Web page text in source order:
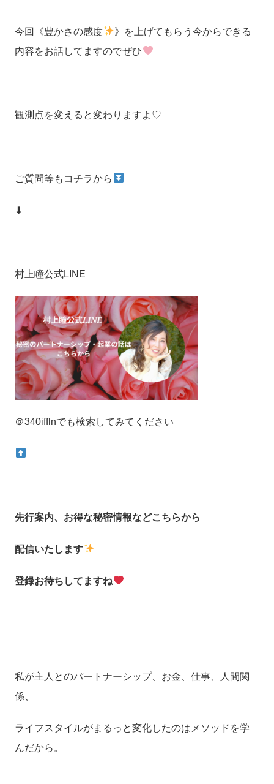
今回《豊かさの感度
》を上げてもらう今からできる
内容をお話してますのでぜひ
観測点を変えると変わりますよ♡
ご質問等もコチラから
⬇
村上瞳公式LINE
＠340ifflnでも検索してみてください
先行案内、お得な秘密情報などこちらから
配信いたします
登録お待ちしてますね
私が主人とのパートナーシップ、お金、仕事、人間関
係、
ライフスタイルがまるっと変化したのはメソッドを学
んだから。